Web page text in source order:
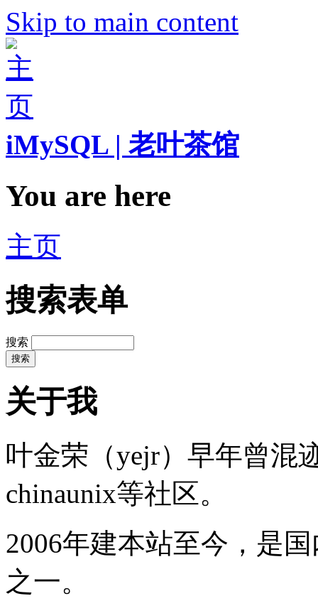
Skip to main content
iMySQL | 老叶茶馆
You are here
主页
搜索表单
搜索
关于我
叶金荣（yejr）早年曾混
chinaunix等社区。
2006年建本站至今，是
之一。